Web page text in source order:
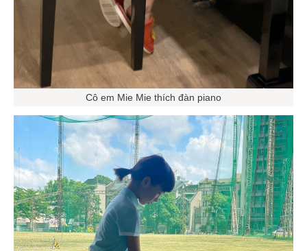
Cô em Mie Mie thích đàn piano